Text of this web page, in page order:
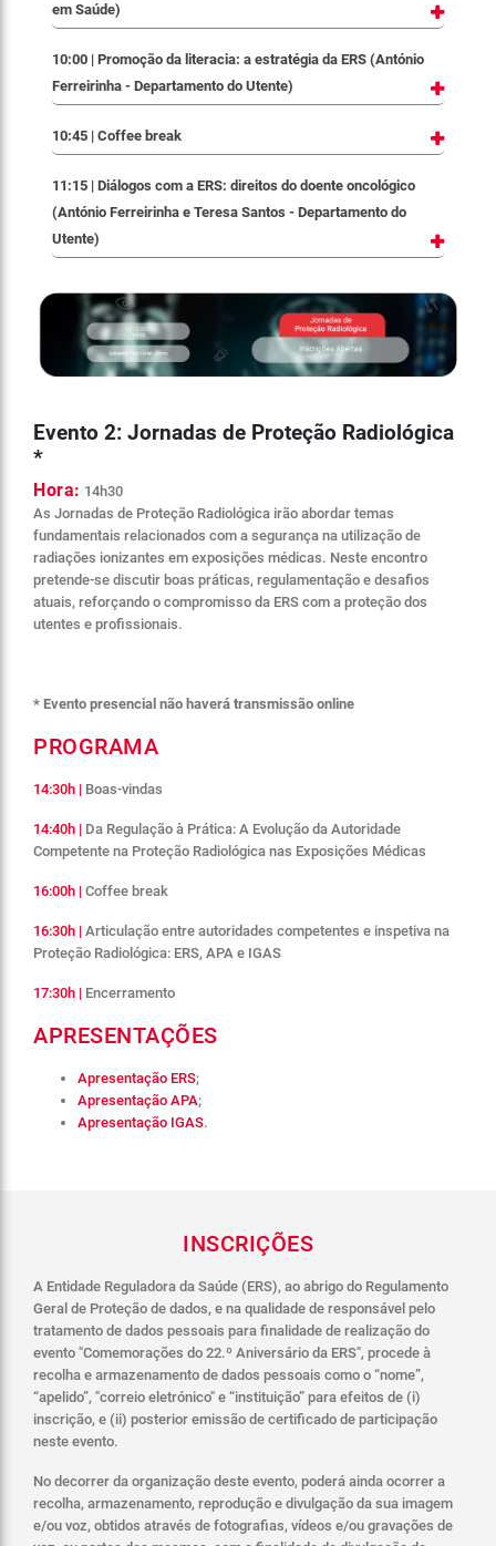
em Saúde)
10:00 | Promoção da literacia: a estratégia da ERS (António
Ferreirinha - Departamento do Utente)
10:45 | Coffee break
11:15 | Diálogos com a ERS: direitos do doente oncológico
(António Ferreirinha e Teresa Santos - Departamento do
Utente)
Evento 2: Jornadas de Proteção Radiológica
*
Hora: 14h30
As Jornadas de Proteção Radiológica irão abordar temas
fundamentais relacionados com a segurança na utilização de
radiações ionizantes em exposições médicas. Neste encontro
pretende-se discutir boas práticas, regulamentação e desafios
atuais, reforçando o compromisso da ERS com a proteção dos
utentes e profissionais.
* Evento presencial não haverá transmissão online
PROGRAMA
14:30h | Boas-vindas
14:40h | Da Regulação à Prática: A Evolução da Autoridade
Competente na Proteção Radiológica nas Exposições Médicas
16:00h | Coffee break
16:30h | Articulação entre autoridades competentes e inspetiva na
Proteção Radiológica: ERS, APA e IGAS
17:30h | Encerramento
APRESENTAÇÕES
Apresentação ERS;
Apresentação APA;
Apresentação IGAS.
INSCRIÇÕES
A Entidade Reguladora da Saúde (ERS), ao abrigo do Regulamento
Geral de Proteção de dados, e na qualidade de responsável pelo
tratamento de dados pessoais para finalidade de realização do
evento "Comemorações do 22.º Aniversário da ERS", procede à
recolha e armazenamento de dados pessoais como o “nome”,
“apelido”, "correio eletrónico" e “instituição” para efeitos de (i)
inscrição, e (ii) posterior emissão de certificado de participação
neste evento.
No decorrer da organização deste evento, poderá ainda ocorrer a
recolha, armazenamento, reprodução e divulgação da sua imagem
e/ou voz, obtidos através de fotografias, vídeos e/ou gravações de